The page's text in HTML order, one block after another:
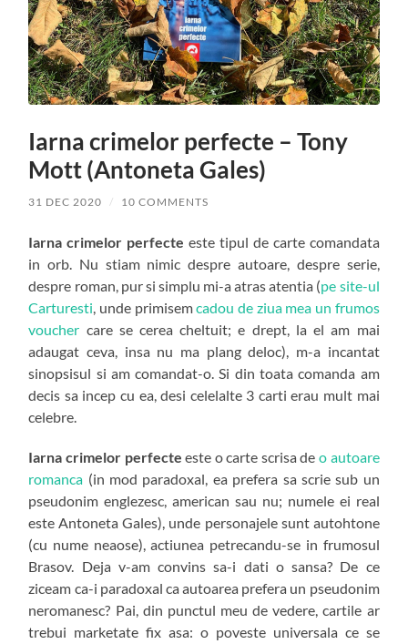
Iarna crimelor perfecte – Tony
Mott (Antoneta Gales)
31 DEC 2020 / 10 COMMENTS
Iarna crimelor perfecte este tipul de carte comandata
in orb. Nu stiam nimic despre autoare, despre serie,
despre roman, pur si simplu mi-a atras atentia (pe site-ul
Carturesti, unde primisemcadou de ziua mea un frumos
voucher care se cerea cheltuit; e drept, la el am mai
adaugat ceva, insa nu ma plang deloc), m-a incantat
sinopsisul si am comandat-o. Si din toata comanda am
decis sa incep cu ea, desi celelalte 3 carti erau mult mai
celebre.
Iarna crimelor perfecte este o carte scrisa deo autoare
romanca (in mod paradoxal, ea prefera sa scrie sub un
pseudonim englezesc, american sau nu; numele ei real
este Antoneta Gales), unde personajele sunt autohtone
(cu nume neaose), actiunea petrecandu-se in frumosul
Brasov. Deja v-am convins sa-i dati o sansa? De ce
ziceam ca-i paradoxal ca autoarea prefera un pseudonim
neromanesc? Pai, din punctul meu de vedere, cartile ar
trebui marketate fix asa: o poveste universala ce se